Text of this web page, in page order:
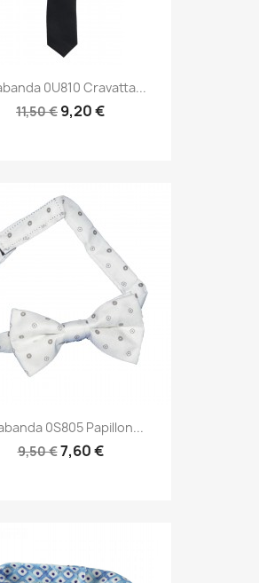
0U810 Cravatta...
11,50 € 9,20 €
0S805 Papillon...
9,50 €7,60 €